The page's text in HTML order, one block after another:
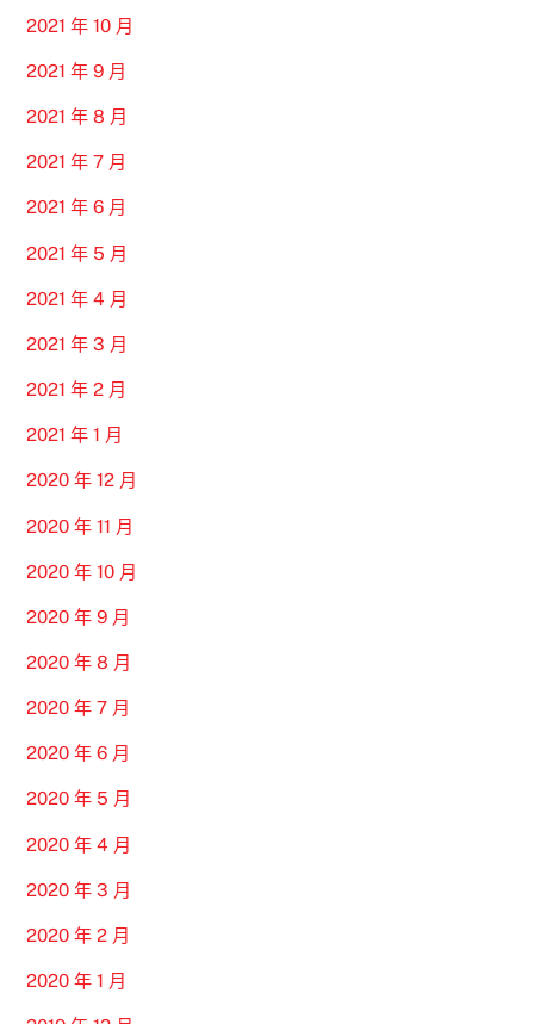
2021 年 10 月
2021 年 9 月
2021 年 8 月
2021 年 7 月
2021 年 6 月
2021 年 5 月
2021 年 4 月
2021 年 3 月
2021 年 2 月
2021 年 1 月
2020 年 12 月
2020 年 11 月
2020 年 10 月
2020 年 9 月
2020 年 8 月
2020 年 7 月
2020 年 6 月
2020 年 5 月
2020 年 4 月
2020 年 3 月
2020 年 2 月
2020 年 1 月